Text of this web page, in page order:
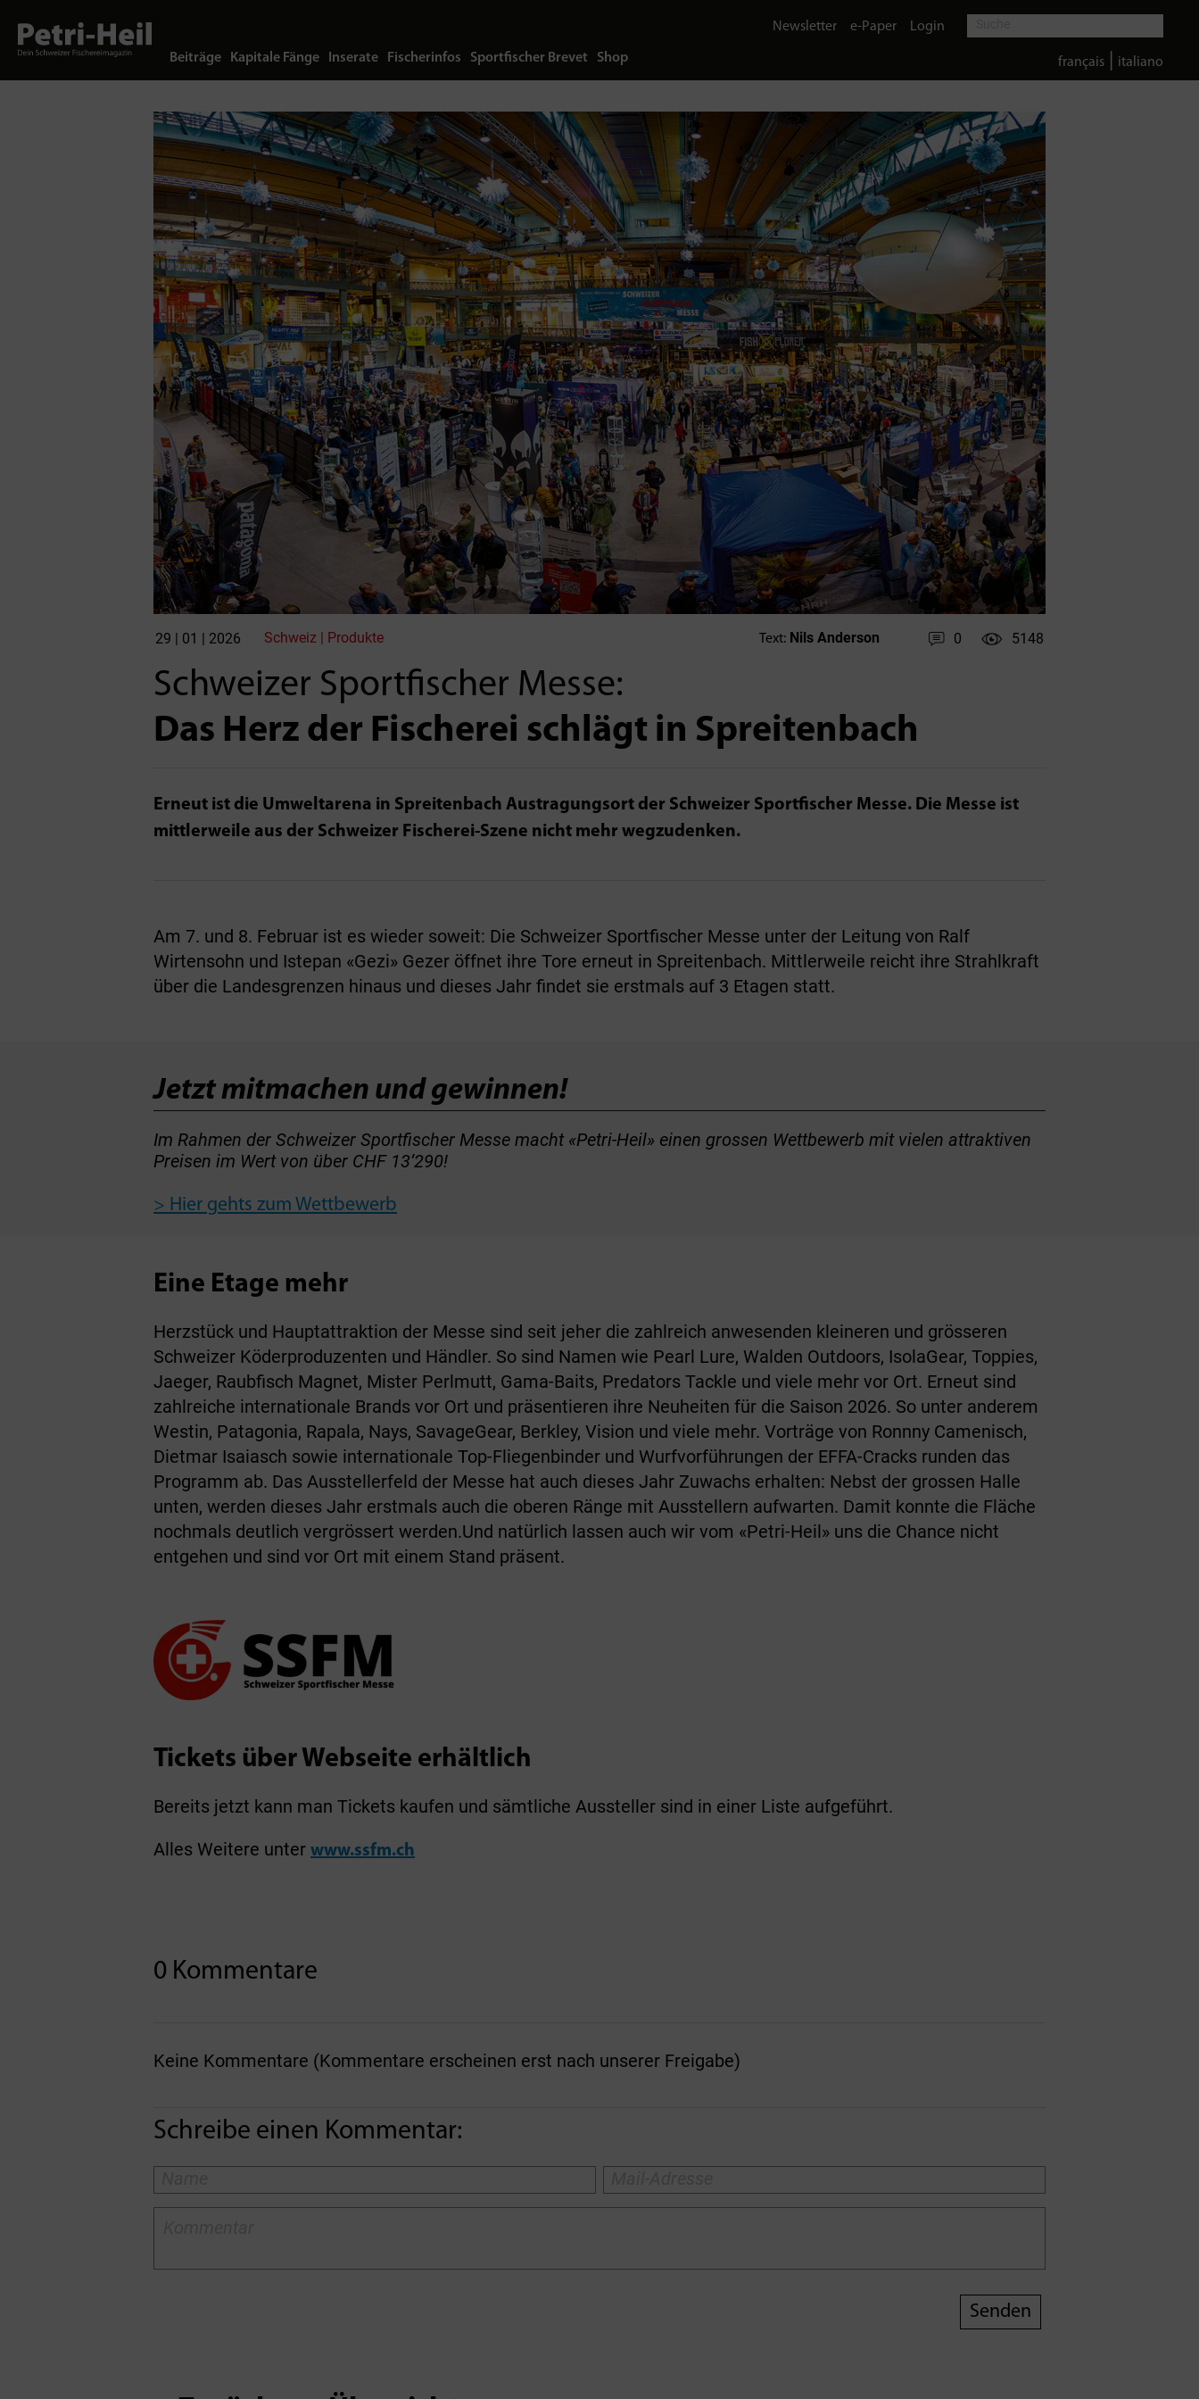
Beiträge Kapitale Fänge Inserate Fischerinfos Sportfischer Brevet Shop
Newsletter e-Paper Login
français italiano
29 | 01 | 2026 Schweiz | Produkte Text: Nils Anderson 0 5148
Schweizer Sportfischer Messe:
Das Herz der Fischerei schlägt in Spreitenbach
Erneut ist die Umweltarena in Spreitenbach Austragungsort der Schweizer Sportfischer Messe. Die Messe ist
mittlerweile aus der Schweizer Fischerei-Szene nicht mehr wegzudenken.
Am 7. und 8. Februar ist es wieder soweit: Die Schweizer Sportfischer Messe unter der Leitung von Ralf
Wirtensohn und Istepan «Gezi» Gezer öffnet ihre Tore erneut in Spreitenbach. Mittlerweile reicht ihre Strahlkraft
über die Landesgrenzen hinaus und dieses Jahr findet sie erstmals auf 3 Etagen statt.
Jetzt mitmachen und gewinnen!
Im Rahmen der Schweizer Sportfischer Messe macht «Petri-Heil» einen grossen Wettbewerb mit vielen attraktiven
Preisen im Wert von über CHF 13’290!
> Hier gehts zum Wettbewerb
Eine Etage mehr
Herzstück und Hauptattraktion der Messe sind seit jeher die zahlreich anwesenden kleineren und grösseren
Schweizer Köderproduzenten und Händler. So sind Namen wie Pearl Lure, Walden Outdoors, IsolaGear, Toppies,
Jaeger, Raubfisch Magnet, Mister Perlmutt, Gama-Baits, Predators Tackle und viele mehr vor Ort. Erneut sind
zahlreiche internationale Brands vor Ort und präsentieren ihre Neuheiten für die Saison 2026. So unter anderem
Westin, Patagonia, Rapala, Nays, SavageGear, Berkley, Vision und viele mehr. Vorträge von Ronnny Camenisch,
Dietmar Isaiasch sowie internationale Top-Fliegenbinder und Wurfvorführungen der EFFA-Cracks runden das
Programm ab. Das Ausstellerfeld der Messe hat auch dieses Jahr Zuwachs erhalten: Nebst der grossen Halle
unten, werden dieses Jahr erstmals auch die oberen Ränge mit Ausstellern aufwarten. Damit konnte die Fläche
nochmals deutlich vergrössert werden.Und natürlich lassen auch wir vom «Petri-Heil» uns die Chance nicht
entgehen und sind vor Ort mit einem Stand präsent.
Tickets über Webseite erhältlich
Bereits jetzt kann man Tickets kaufen und sämtliche Aussteller sind in einer Liste aufgeführt.
Alles Weitere unter www.ssfm.ch
0 Kommentare
Keine Kommentare (Kommentare erscheinen erst nach unserer Freigabe)
Schreibe einen Kommentar: